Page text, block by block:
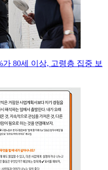
80세 이상, 고령층 집중 보